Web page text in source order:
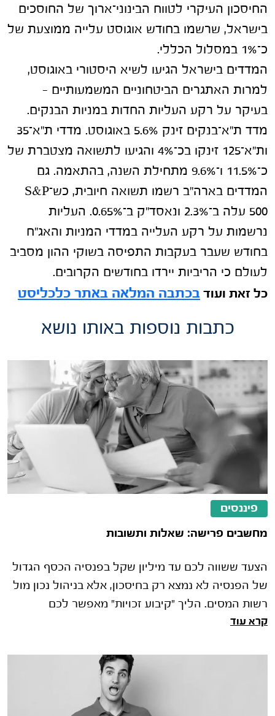
החיסכון העיקרי לטווח הבינוני־ארוך של החוסכים
בישראל, שרשמו בחודש אוגוסט עלייה ממוצעת של
כ־1% במסלול הכללי.
המדדים בישראל הגיעו לשיא היסטורי באוגוסט,
למרות האתגרים הביטחוניים המשמעותיים –
בעיקר על רקע העליות החדות במניות הבנקים.
מדד ת"א־בנקים זינק 5.6% באוגוסט. מדדי ת"א־35
ות"א־125 זינקו בכ־4% והגיעו לתשואה מצטברת של
כ־11.5% ו־9.6% מתחילת השנה, בהתאמה. גם
המדדים בארה"ב רשמו תשואה חיובית, כש־S&P
500 עלה ב־2.3% ונאסד"ק ב־0.65%. העליות
נרשמות על רקע העלייה במדדי המניות והאג"ח
בחודש שעבר בעקבות התפיסה בשוקי ההון מסביב
לעולם כי הריביות יירדו בחודשים הקרובים.
כל זאת ועוד בכתבה המלאה באתר כלכליסט
כתבות נוספות באותו נושא
פיננסים
מחשבים פרישה: שאלות ותשובות
הצעד ששווה לכם עד מיליון שקל בפנסיה הכסף הגדול
של הפנסיה לא נמצא רק בחיסכון, אלא בניהול נכון מול
רשות המסים. הליך "קיבוע זכויות" מאפשר לכם
להחליט איך לנצל את סל הפטורי
קרא עוד